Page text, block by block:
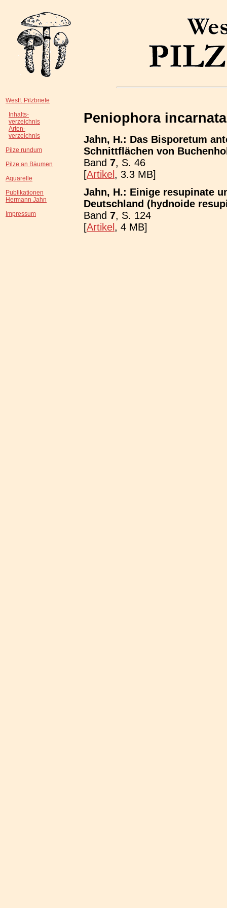
Westf. Pilzbriefe
Inhalts-
verzeichnis
Arten-
verzeichnis
Pilze rundum
Pilze an Bäumen
Aquarelle
Publikationen
Hermann Jahn
Impressum
Peniophora incarnata
Jahn, H.: Das Bisporetum
Schnittflächen von
Band 7, S. 46
[Artikel , 3.3 MB]
Jahn, H.: Einige resupinate
Deutschland (hydnoide
Band 7, S. 124
[Artikel , 4 MB]